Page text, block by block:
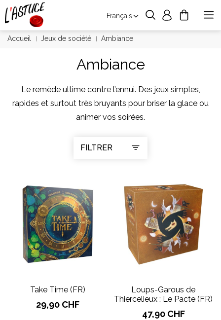
Français
Accueil Jeux de société Ambiance
Ambiance
Le remède ultime contre l’ennui. Des jeux simples,
rapides et surtout très bruyants pour briser la glace ou
animer vos soirées.
FILTRER
Take Time (FR)
Prix
29,90 CHF
Loups-Garous de
Thiercelieux : Le Pacte (FR)
Prix
47,90 CHF